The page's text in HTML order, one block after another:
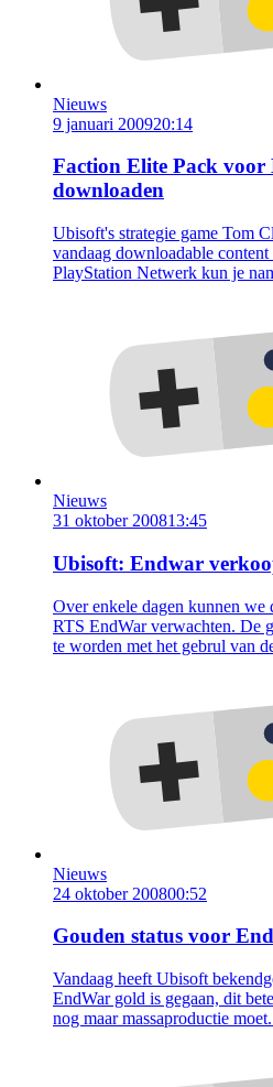
Nieuws
9 januari 200920:14
Faction Elite Pack
downloaden
Ubisoft's strategie game Tom
vandaag downloadable
PlayStation Netwerk kun je
Nieuws
31 oktober 200813:45
Ubisoft: Endwar
Over enkele dagen kunnen we
RTS EndWar verwachten. De
te worden met het gebrul van
Nieuws
24 oktober 200800:52
Gouden status voor
Vandaag heeft Ubisoft
EndWar gold is gegaan, dit
nog maar massaproductie